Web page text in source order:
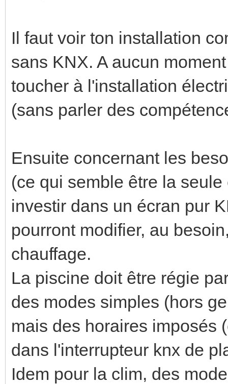
Il faut voir ton installation
sans KNX. A aucun
toucher à l'installation
(sans parler des
Ensuite concernant les
(ce qui semble être la
investir dans un écran pur
pourront modifier, au
chauffage.
La piscine doit être régie
des modes simples (hors
mais des horaires imposés
dans l'interrupteur knx de
Idem pour la clim, des